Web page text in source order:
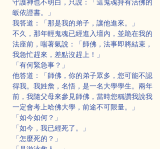
守護神也不明白，只說：「這鬼魂持有活佛的
皈依證書。」
我答道：「那是我的弟子，讓他進來。」
不久，那年輕鬼魂已經進入壇內，並跪在我的
法座前，喘著氣說：「師佛，法事即將結束，
我急忙趕來，差點沒趕上！」
「有何緊急事？」
他答道：「師佛，你的弟子眾多，您可能不認
得我。我姓詹，名悟，是一名大學學生。兩年
前，我隨父母來參見師佛，當時您稱讚我說我
一定會考上哈佛大學，前途不可限量。」
「如今如何？」
「如今，我已經死了。」
「怎麼死的？」